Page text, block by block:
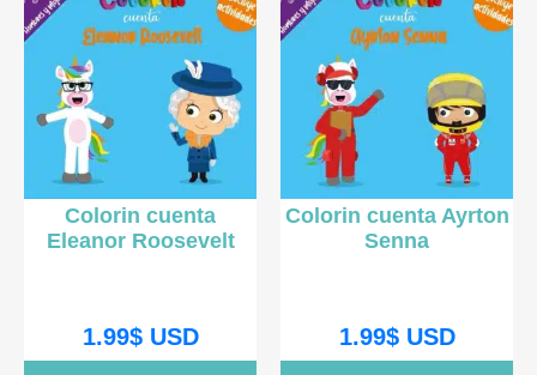
Colorin cuenta
Eleanor Roosevelt
1.99$USD
Colorin cuenta Ayrton
Senna
1.99$USD